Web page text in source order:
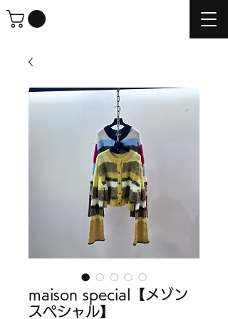
maison special【メゾン
スペシャル】